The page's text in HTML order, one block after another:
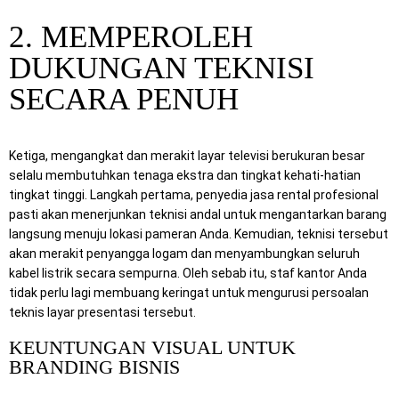
2. MEMPEROLEH
DUKUNGAN TEKNISI
SECARA PENUH
Ketiga, mengangkat dan merakit layar televisi berukuran besar
selalu membutuhkan tenaga ekstra dan tingkat kehati-hatian
tingkat tinggi. Langkah pertama, penyedia jasa rental profesional
pasti akan menerjunkan teknisi andal untuk mengantarkan barang
langsung menuju lokasi pameran Anda. Kemudian, teknisi tersebut
akan merakit penyangga logam dan menyambungkan seluruh
kabel listrik secara sempurna. Oleh sebab itu, staf kantor Anda
tidak perlu lagi membuang keringat untuk mengurusi persoalan
teknis layar presentasi tersebut.
KEUNTUNGAN VISUAL UNTUK
BRANDING BISNIS